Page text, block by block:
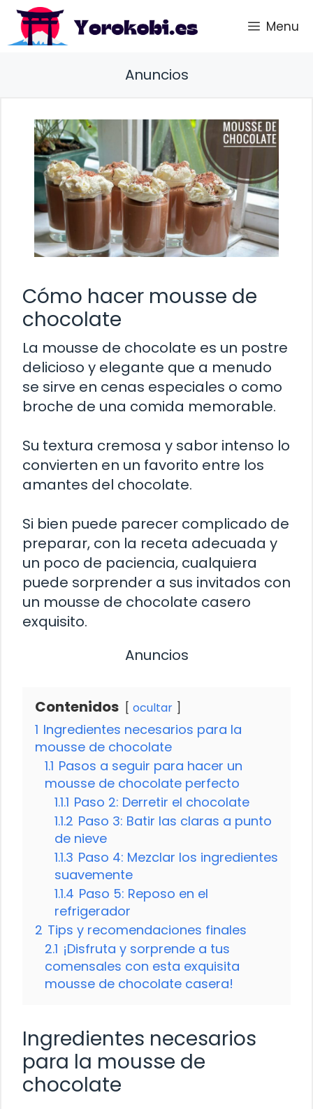
Saltar
contenido
Menu
Anuncios
Cómo hacer mousse de
chocolate
La mousse de chocolate es un postre
delicioso y elegante que a menudo
se sirve en cenas especiales o como
broche de una comida memorable.
Su textura cremosa y sabor intenso lo
convierten en un favorito entre los
amantes del chocolate.
Si bien puede parecer complicado de
preparar, con la receta adecuada y
un poco de paciencia, cualquiera
puede sorprender a sus invitados con
un mousse de chocolate casero
exquisito.
Anuncios
Contenidos ocultar
1 Ingredientes necesarios para la
mousse de chocolate
1.1 Pasos a seguir para hacer un
mousse de chocolate perfecto
1.1.1 Paso 2: Derretir el chocolate
1.1.2 Paso 3: Batir las claras a punto
de nieve
1.1.3 Paso 4: Mezclar los ingredientes
suavemente
1.1.4 Paso 5: Reposo en el
refrigerador
2 Tips y recomendaciones finales
2.1 ¡Disfruta y sorprende a tus
comensales con esta exquisita
mousse de chocolate casera!
Ingredientes necesarios
para la mousse de
chocolate